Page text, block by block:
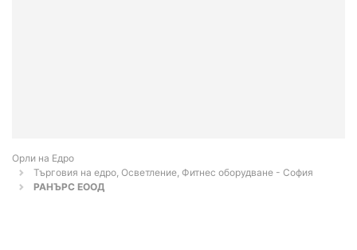
Орли на Едро
Търговия на едро, Осветление, Фитнес оборудване - София
РАНЪРС ЕООД